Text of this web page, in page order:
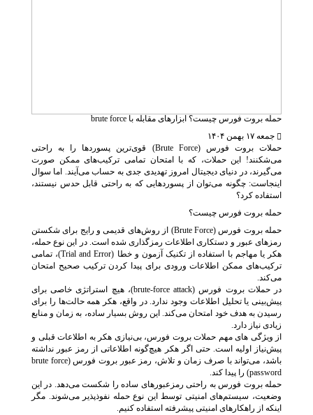
حمله بروت فورس چیست؟ ابزارهای مقابله با brute force
جمعه ۱۷ بهمن ۱۴۰۴
حملات بروت فورس (Brute Force) قوی‌ترین پسوردها را به راحتی
می‌شکنند! این حملات، که با امتحان تمامی ترکیب‌های ممکن صورت
می‌گیرند، در دنیای دیجیتال امروز تهدیدی جدی به حساب می‌آیند. اما سوال
اینجاست: چگونه می‌توان از پسوردهایی که به راحتی قابل حدس نیستند،
استفاده کرد؟
حمله بروت فورس چیست؟
حمله بروت فورس (Brute Force) از روش‌های قدیمی و رایج برای شکستن
رمزهای عبور و دستکاری اطلاعات رمزگذاری شده است. در این نوع حمله،
هکر یا مهاجم با استفاده از تکنیک آزمون و خطا (Trial and Error)، تمامی
ترکیب‌های ممکن اطلاعات ورودی برای پیدا کردن ترکیب صحیح امتحان
می‌کند.
در حملات بروت فورس (brute-force attack)، هیچ استراتژی خاصی برای
پیش‌بینی یا تحلیل اطلاعات وجود ندارد. در واقع، هکر همه حالت‌ها را برای
رسیدن به هدف خود امتحان می‌کند. این روش بسیار ساده، به زمان و منابع
زیادی نیاز دارد.
از ویژگی های مهم حملات بروت فورس، بی‌نیازی هکر به اطلاعات قبلی و
پیش‌نیاز اولیه است. حتی اگر هکر هیچ‌گونه اطلاعاتی از رمز عبور نداشته
باشد، می‌تواند با صرف زمان و تلاش، رمز عبور بروت فورس (brute force
password) را پیدا کند.
حمله بروت فورس به راحتی رمزعبورهای ساده را شکست می‌دهد. در این
وضعیت، سیستم‌های امنیتی توسط این نوع حمله نفوذپذیر می‌شوند. مگر
اینکه از راهکارهای امنیتی پیشرفته استفاده کنیم.